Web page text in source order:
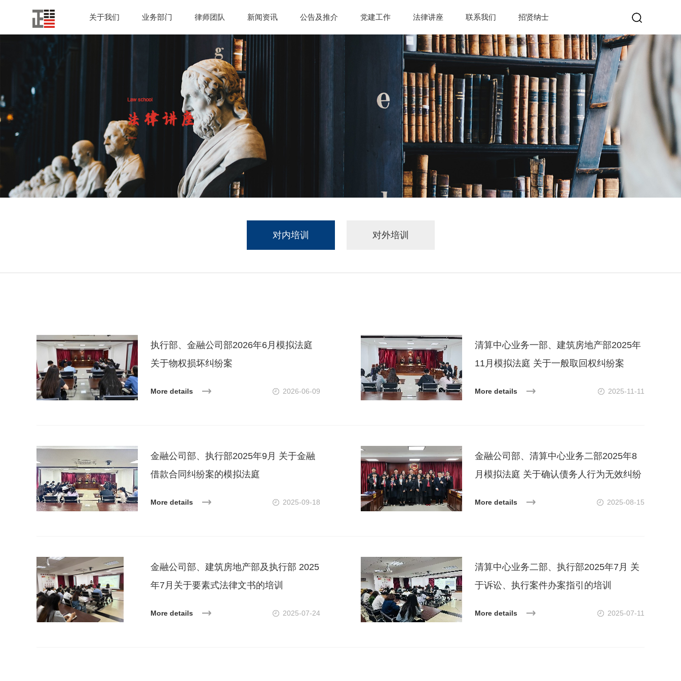
关于我们 业务部门 律师团队 新闻资讯 公告及推介 党建工作 法律讲座 联系我们 招贤纳士
对内培训 对外培训
执行部、金融公司部2026年6月模拟法庭
关于物权损坏纠纷案
More details 2026-06-09
清算中心业务一部、建筑房地产部2025年
11月模拟法庭 关于一般取回权纠纷案
More details 2025-11-11
金融公司部、执行部2025年9月 关于金融
借款合同纠纷案的模拟法庭
More details 2025-09-18
金融公司部、清算中心业务二部2025年8
月模拟法庭 关于确认债务人行为无效纠纷
More details 2025-08-15
金融公司部、建筑房地产部及执行部 2025
年7月关于要素式法律文书的培训
More details 2025-07-24
清算中心业务二部、执行部2025年7月 关
于诉讼、执行案件办案指引的培训
More details 2025-07-11